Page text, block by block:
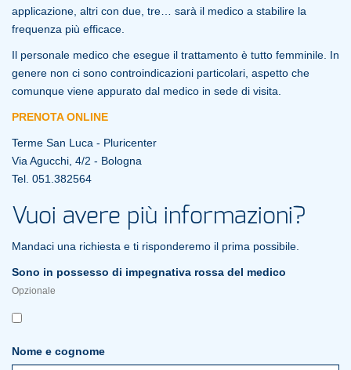
applicazione, altri con due, tre… sarà il medico a stabilire la
frequenza più efficace.
Il personale medico che esegue il trattamento è tutto femminile. In
genere non ci sono controindicazioni particolari, aspetto che
comunque viene appurato dal medico in sede di visita.
PRENOTA ONLINE
Terme San Luca - Pluricenter
Via Agucchi, 4/2 - Bologna
Tel. 051.382564
Vuoi avere più informazioni?
Mandaci una richiesta e ti risponderemo il prima possibile.
Sono in possesso di impegnativa rossa del medico
Opzionale
Nome e cognome